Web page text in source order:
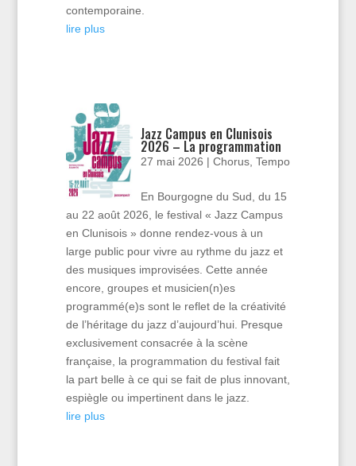
contemporaine.
lire plus
Jazz Campus en Clunisois
2026 – La programmation
27 mai 2026 |Chorus ,Tempo
En Bourgogne du Sud, du 15
au 22 août 2026, le festival « Jazz Campus
en Clunisois » donne rendez-vous à un
large public pour vivre au rythme du jazz et
des musiques improvisées. Cette année
encore, groupes et musicien(n)es
programmé(e)s sont le reflet de la créativité
de l’héritage du jazz d’aujourd’hui. Presque
exclusivement consacrée à la scène
française, la programmation du festival fait
la part belle à ce qui se fait de plus innovant,
espiègle ou impertinent dans le jazz.
lire plus